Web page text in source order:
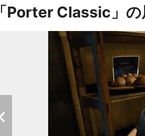
「Porter Classic」の